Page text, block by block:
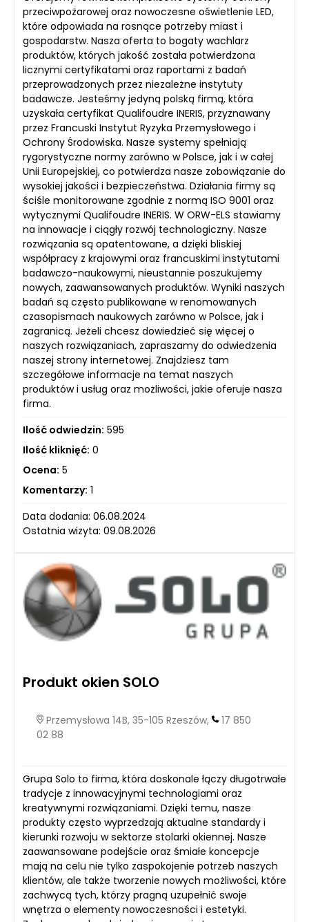
przeciwpożarowej oraz nowoczesne oświetlenie LED,
które odpowiada na rosnące potrzeby miast i
gospodarstw. Nasza oferta to bogaty wachlarz
produktów, których jakość została potwierdzona
licznymi certyfikatami oraz raportami z badań
przeprowadzonych przez niezależne instytuty
badawcze. Jesteśmy jedyną polską firmą, która
uzyskała certyfikat Qualifoudre INERIS, przyznawany
przez Francuski Instytut Ryzyka Przemysłowego i
Ochrony Środowiska. Nasze systemy spełniają
rygorystyczne normy zarówno w Polsce, jak i w całej
Unii Europejskiej, co potwierdza nasze zobowiązanie do
wysokiej jakości i bezpieczeństwa. Działania firmy są
ściśle monitorowane zgodnie z normą ISO 9001 oraz
wytycznymi Qualifoudre INERIS. W ORW-ELS stawiamy
na innowacje i ciągły rozwój technologiczny. Nasze
rozwiązania są opatentowane, a dzięki bliskiej
współpracy z krajowymi oraz francuskimi instytutami
badawczo-naukowymi, nieustannie poszukujemy
nowych, zaawansowanych produktów. Wyniki naszych
badań są często publikowane w renomowanych
czasopismach naukowych zarówno w Polsce, jak i
zagranicą. Jeżeli chcesz dowiedzieć się więcej o
naszych rozwiązaniach, zapraszamy do odwiedzenia
naszej strony internetowej. Znajdziesz tam
szczegółowe informacje na temat naszych
produktów i usług oraz możliwości, jakie oferuje nasza
firma.
Ilość odwiedzin: 595
Ilość kliknięć: 0
Ocena: 5
Komentarzy: 1
Data dodania: 06.08.2024
Ostatnia wizyta: 09.08.2026
Produkt okien SOLO
Przemysłowa 14B, 35-105 Rzeszów,
17 850
02 88
Grupa Solo to firma, która doskonale łączy długotrwałe
tradycje z innowacyjnymi technologiami oraz
kreatywnymi rozwiązaniami. Dzięki temu, nasze
produkty często wyprzedzają aktualne standardy i
kierunki rozwoju w sektorze stolarki okiennej. Nasze
zaawansowane podejście oraz śmiałe koncepcje
mają na celu nie tylko zaspokojenie potrzeb naszych
klientów, ale także tworzenie nowych możliwości, które
zachwycą tych, którzy pragną uzupełnić swoje
wnętrza o elementy nowoczesności i estetyki.